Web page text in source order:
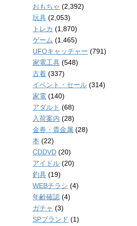
おもちゃ (2,392)
玩具 (2,053)
トレカ (1,870)
ゲーム (1,465)
UFOキャッチャー (791)
家電工具 (548)
古着 (337)
イベント・セール (314)
家電 (140)
アダルト (68)
入荷案内 (28)
金券・貴金属 (28)
本 (22)
CDDVD (20)
アイドル (20)
釣具 (19)
WEBチラシ (4)
年齢確認 (4)
ガチャ (3)
SPブランド (1)